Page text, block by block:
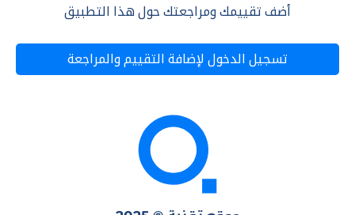
أضف تقييمك ومراجعتك حول هذا التطبيق
تسجيل الدخول لإضافة التقييم والمراجعة